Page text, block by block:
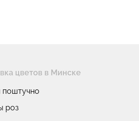
цветов в Минске
поштучно
роз